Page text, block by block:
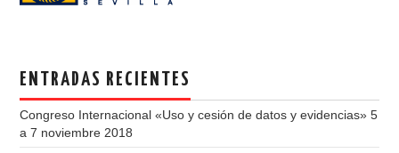
ENTRADAS RECIENTES
Congreso Internacional «Uso y cesión de datos y evidencias» 5
a 7 noviembre 2018